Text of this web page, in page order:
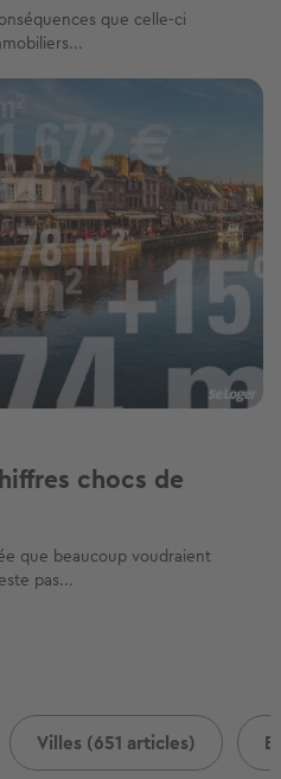
que celle-ci
chocs de
que beaucoup voudraient
pas...
Villes (651 articles)